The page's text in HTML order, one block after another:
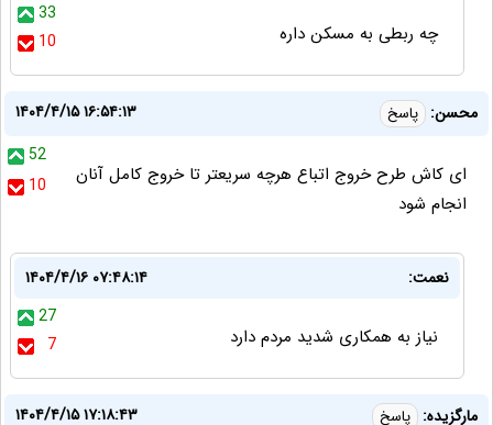
33
10
چه ربطی به مسکن داره
محسن: پاسخ
۱۴۰۴/۴/۱۵ ۱۶:۵۴:۱۳
52
10
ای کاش طرح خروج اتباع هرچه سریعتر تا خروج کامل آنان
انجام شود
نعمت:
۱۴۰۴/۴/۱۶ ۰۷:۴۸:۱۴
27
7
نیاز به همکاری شدید مردم دارد
مارگزیده: پاسخ
۱۴۰۴/۴/۱۵ ۱۷:۱۸:۴۳